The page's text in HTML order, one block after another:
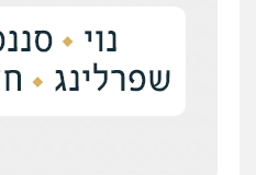
0504578527
על סדר היום